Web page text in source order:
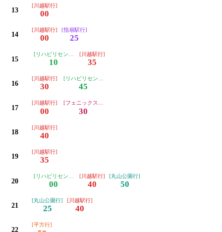
13
[川越駅行]
00
14
[川越駅行]
00
[指扇駅行]
25
15
[リハビリセンター行]
10
[川越駅行]
35
16
[川越駅行]
30
[リハビリセンター行]
45
17
[川越駅行]
00
[フェニックスゴルフ場経由指扇駅行]
30
18
[川越駅行]
40
19
[川越駅行]
35
20
[リハビリセンター行]
00
[川越駅行]
40
[丸山公園行]
50
21
[丸山公園行]
25
[川越駅行]
40
22
[平方行]